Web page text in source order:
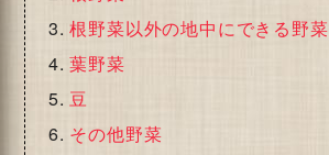
根野菜以外の地中にできる野菜
葉野菜
豆
その他野菜